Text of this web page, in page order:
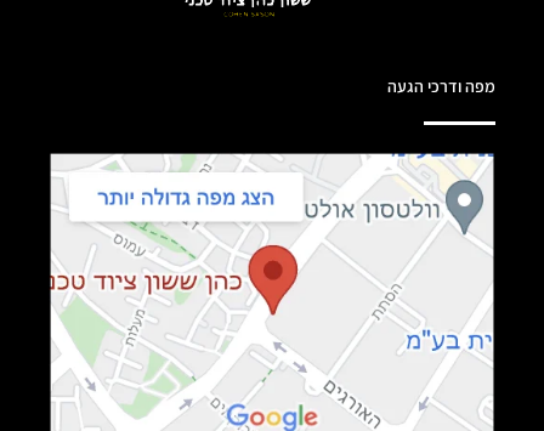
מפה ודרכי הגעה